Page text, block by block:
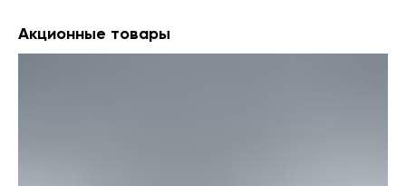
Акционные товары